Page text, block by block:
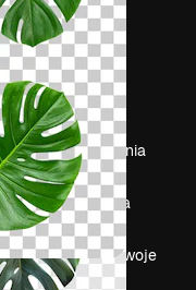
Cennik
O nas
Reviews
Kariera
Trendy
wyszukiwania
Blog
Wydarzenia
Slidesgo
Sprzedaj swoje
treści